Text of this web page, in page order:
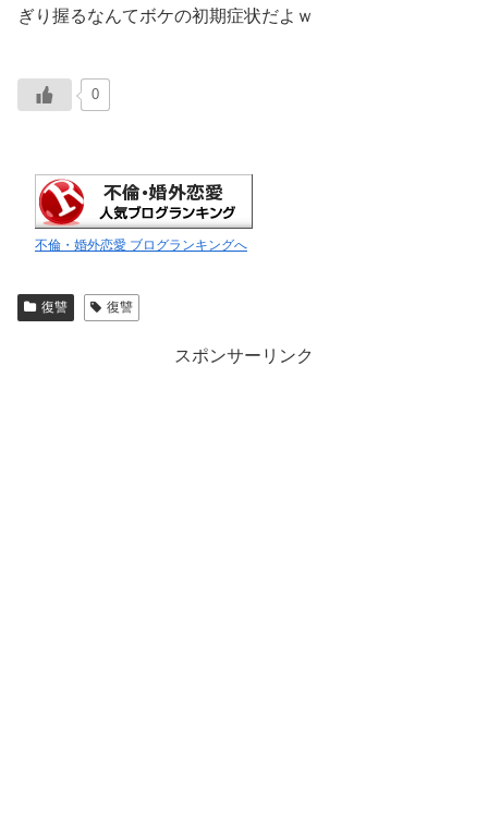
ぎり握るなんてボケの初期症状だよｗ
0
不倫・婚外恋愛 ブログランキングへ
復讐 復讐
スポンサーリンク